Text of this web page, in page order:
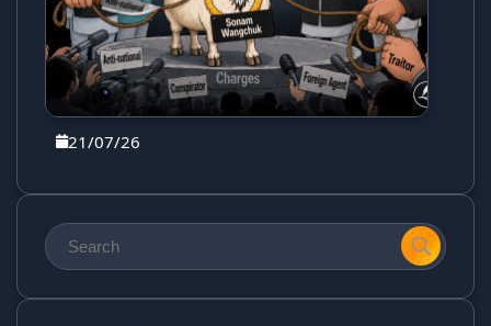
21/07/26